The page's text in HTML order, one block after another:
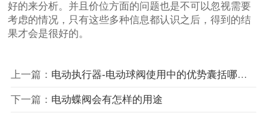
好的来分析。并且价位方面的问题也是不可以忽视需要
考虑的情况，只有这些多种信息都认识之后，得到的结
果才会是很好的。
上一篇： 电动执行器-电动球阀使用中的优势囊括哪些？
下一篇： 电动蝶阀会有怎样的用途